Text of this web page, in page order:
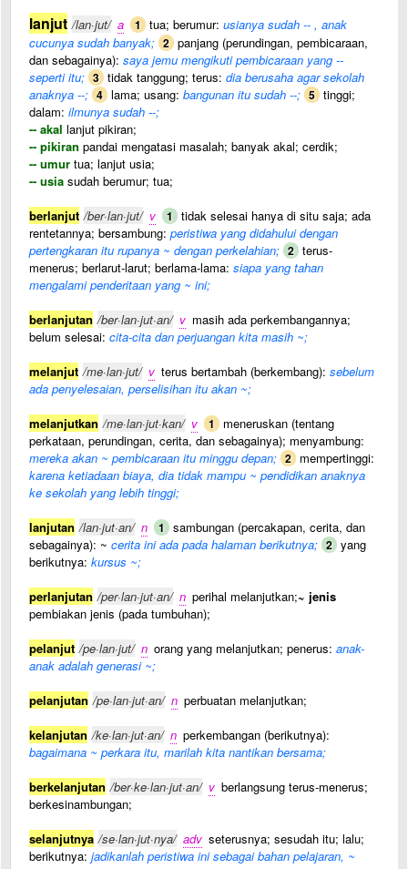
lanjut /lan·jut/ a 1 tua; berumur: usianya sudah -- , anak
cucunya sudah banyak; 2 panjang (perundingan, pembicaraan,
dan sebagainya): saya jemu mengikuti pembicaraan yang --
seperti itu; 3 tidak tanggung; terus: dia berusaha agar sekolah
anaknya --; 4 lama; usang: bangunan itu sudah --; 5 tinggi;
dalam: ilmunya sudah --;
-- akal lanjut pikiran;
-- pikiran pandai mengatasi masalah; banyak akal; cerdik;
-- umur tua; lanjut usia;
-- usia sudah berumur; tua;
berlanjut /ber·lan·jut/ v 1 tidak selesai hanya di situ saja; ada
rentetannya; bersambung: peristiwa yang didahului dengan
pertengkaran itu rupanya ~ dengan perkelahian; 2 terus-
menerus; berlarut-larut; berlama-lama: siapa yang tahan
mengalami penderitaan yang ~ ini;
berlanjutan /ber·lan·jut·an/ v masih ada perkembangannya;
belum selesai: cita-cita dan perjuangan kita masih ~;
melanjut /me·lan·jut/ v terus bertambah (berkembang): sebelum
ada penyelesaian, perselisihan itu akan ~;
melanjutkan /me·lan·jut·kan/ v 1
meneruskan (tentang
perkataan, perundingan, cerita, dan sebagainya); menyambung:
mereka akan ~ pembicaraan itu minggu depan; 2 mempertinggi:
karena ketiadaan biaya, dia tidak mampu ~ pendidikan anaknya
ke sekolah yang lebih tinggi;
lanjutan /lan·jut·an/ n 1 sambungan (percakapan, cerita, dan
sebagainya): ~ cerita ini ada pada halaman berikutnya; 2 yang
berikutnya: kursus ~;
perlanjutan /per·lan·jut·an/ n perihal melanjutkan;~ jenis
pembiakan jenis (pada tumbuhan);
pelanjut /pe·lan·jut/ n orang yang melanjutkan; penerus: anak-
anak adalah generasi ~;
pelanjutan /pe·lan·jut·an/ n perbuatan melanjutkan;
kelanjutan /ke·lan·jut·an/ n perkembangan (berikutnya):
bagaimana ~ perkara itu, marilah kita nantikan bersama;
berkelanjutan /ber·ke·lan·jut·an/ v berlangsung terus-menerus;
berkesinambungan;
selanjutnya /se·lan·jut·nya/ adv seterusnya; sesudah itu; lalu;
berikutnya: jadikanlah peristiwa ini sebagai bahan pelajaran, ~